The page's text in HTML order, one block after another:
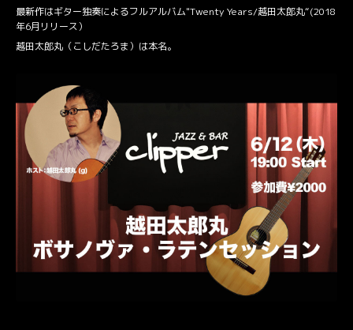
最新作はギター独奏によるフルアルバム"Twenty Years/越田太郎丸“(2018
年6月リリース）
越田太郎丸（こしだたろま）は本名。